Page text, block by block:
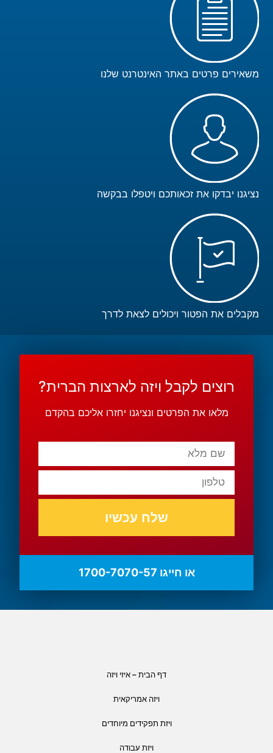
משאירים פרטים באתר האינטרנט שלנו
נציגנו יבדקו את זכאותכם ויטפלו בבקשה
מקבלים את הפטור ויכולים לצאת לדרך
רוצים לקבל ויזה לארצות הברית?
מלאו את הפרטים ונציגנו יחזרו אליכם בהקדם
שלח עכשיו
או חייגו 1700-7070-57
דף הבית – איזי ויזה
ויזה אמריקאית
ויזת תפקידים מיוחדים
ויזת עבודה